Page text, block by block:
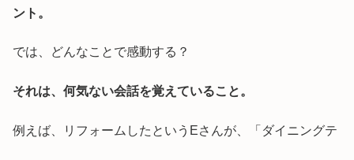
ント。
では、どんなことで感動する？
それは、何気ない会話を覚えていること。
例えば、リフォームしたというEさんが、「ダイニングテ